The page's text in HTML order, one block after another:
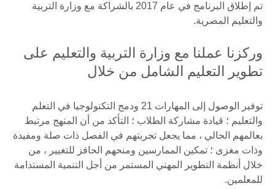
تم إطلاق البرنامج في عام 2017 بالشراكة مع وزارة التربية
والتعليم المصرية.
وركزنا عملنا مع وزارة التربية والتعليم على
تطوير التعليم الشامل من خلال
توفير الوصول إلى المهارات 21 ودمج التكنولوجيا في التعلم
والتعليم ؛ قيادة مشاركة الطلاب ؛ التأكد من أن المنهج مرتبط
بعالمهم الحالي ، مما يجعل تجربتهم في الفصل ذات صلة ومفيدة
وذات مغزى ؛ تمكين الممارسين ومنحهم الحافز للتغيير ، من
خلال أنظمة التطوير المهني المستمر من أجل التنمية المستدامة
للمعلمين.